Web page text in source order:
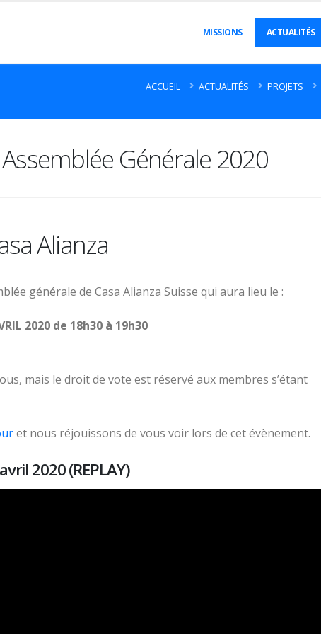
MISSIONS ACTUALITÉS
ACCUEIL ACTUALITÉS PROJETS
Assemblée Générale 2020
Alianza
générale de Casa Alianza Suisse qui aura lieu le :
2020 de 18h30 à 19h30
mais le droit de vote est réservé aux membres s’étant
et nous réjouissons de vous voir lors de cet évènement.
2020 (REPLAY)